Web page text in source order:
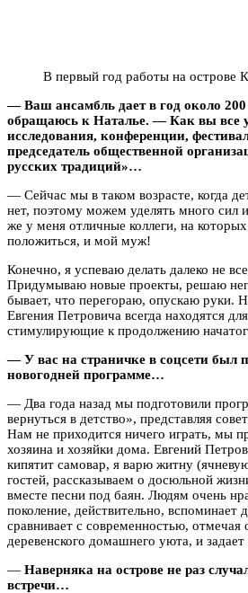
В первый год работы на острове
— Ваш ансамбль дает в год около
обращаюсь к Наталье. — Как вы все
исследования, конференции,
председатель общественной
русских традиций»…
— Сейчас мы в таком возрасте, когда
нет, поэтому можем уделять много сил
же у меня отличные коллеги, на
положиться, и мой муж!
Конечно, я успеваю делать далеко не
Придумываю новые проекты, решаю
бывает, что перегораю, опускаю руки.
Евгения Петровича всегда находятся
стимулирующие к продолжению
— У вас на страничке в соцсети был
новогодней программе…
— Два года назад мы подготовили
вернуться в детство», представляя
Нам не приходится ничего играть, мы
хозяина и хозяйки дома. Евгений
кипятит самовар, я варю житну
гостей, рассказываем о досюльной
вместе песни под баян. Людям очень
поколение, действительно, вспоминает
сравнивает с современностью,
деревенского домашнего уюта, и
— Наверняка на острове не раз
встречи…